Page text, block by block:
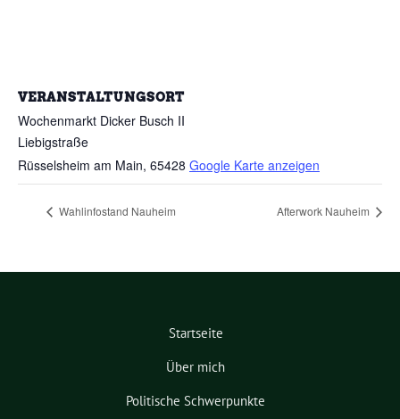
VERANSTALTUNGSORT
Wochenmarkt Dicker Busch II
Liebigstraße
Rüsselsheim am Main, 65428 Google Karte anzeigen
Wahlinfostand Nauheim Afterwork Nauheim
Startseite
Über mich
Politische Schwerpunkte